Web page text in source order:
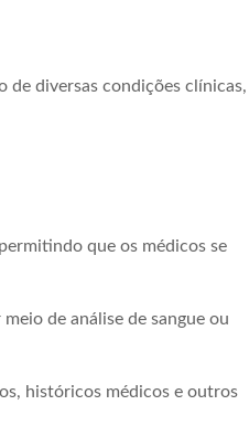
de diversas condições clínicas,
que os médicos se
de análise de sangue ou
históricos médicos e outros